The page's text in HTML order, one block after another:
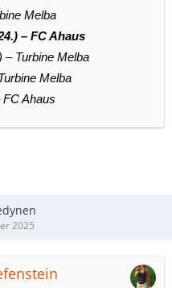
satten Distanzschuss ins
eine Mannschaft:
mit dem dritten Treffer,
Abschlüssen, wirkten
Melba
– FC Ahaus
– Turbine Melba
Melba
Ahaus
2025